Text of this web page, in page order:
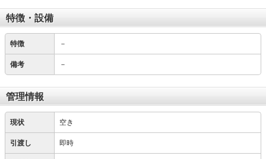
特徴・設備
特徴 －
備考 －
管理情報
現状 空き
引渡し 即時